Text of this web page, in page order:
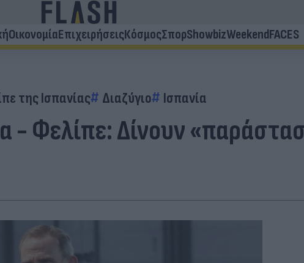
ΟικονομίαΕπιχειρήσειςΚόσμοςΣπορShowbizWeekendFACES
της Ισπανίας Διαζύγιο Ισπανία
- Φελίπε: Δίνουν